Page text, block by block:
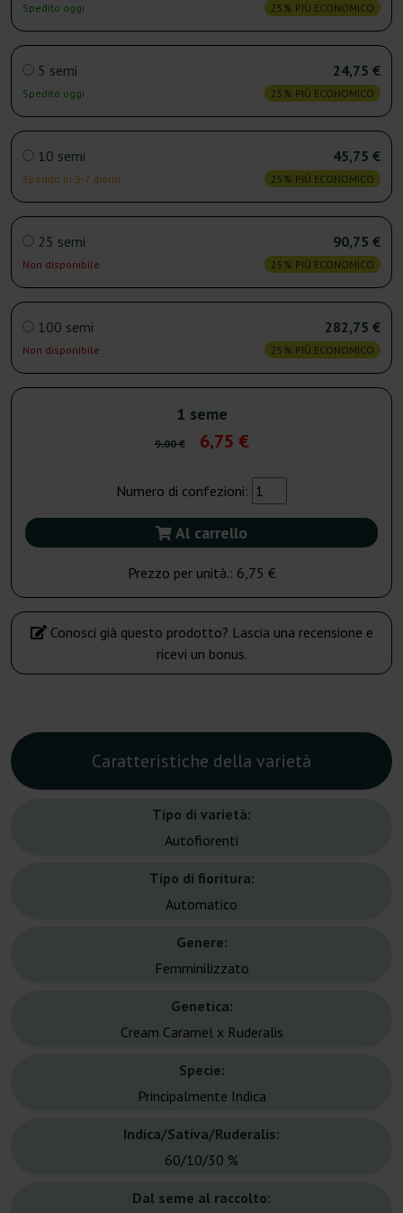
Spedito oggi 25% PIÙ ECONOMICO
5 semi
Spedito oggi
24,75 €
25% PIÙ ECONOMICO
10 semi
Spedito in 3-7 giorni
45,75 €
25% PIÙ ECONOMICO
25 semi
Non disponibile
90,75 €
25% PIÙ ECONOMICO
100 semi
Non disponibile
282,75 €
25% PIÙ ECONOMICO
1 seme
9,00 € 6,75 €
Numero di confezioni:
Al carrello
Prezzo per unità.: 6,75 €
Conosci già questo prodotto? Lascia una recensione e
ricevi un bonus.
Caratteristiche della varietà
Tipo di varietà:
Autofiorenti
Tipo di fioritura:
Automatico
Genere:
Femminilizzato
Genetica:
Cream Caramel x Ruderalis
Specie:
Principalmente Indica
Indica/Sativa/Ruderalis:
60/10/30 %
Dal seme al raccolto: